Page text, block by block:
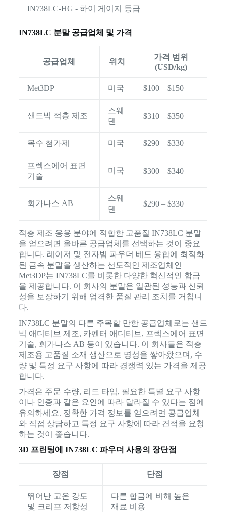
IN738LC-HG - 하이 게이지 등급
IN738LC 분말 공급업체 및 가격
공급업체 위치
가격 범위
(USD/kg)
Met3DP 미국 $100 – $150
샌드빅 적층 제조
스웨
덴
$310 – $350
목수 첨가제 미국 $290 – $330
프렉스에어 표면
기술
미국 $300 – $340
회가나스 AB
스웨
덴
$290 – $330
적층 제조 응용 분야에 적합한 고품질 IN738LC 분말
을 얻으려면 올바른 공급업체를 선택하는 것이 중요
합니다. 레이저 및 전자빔 파우더 베드 융합에 최적화
된 금속 분말을 생산하는 선도적인 제조업체인
Met3DP는 IN738LC를 비롯한 다양한 혁신적인 합금
을 제공합니다. 이 회사의 분말은 일관된 성능과 신뢰
성을 보장하기 위해 엄격한 품질 관리 조치를 거칩니
다.
IN738LC 분말의 다른 주목할 만한 공급업체로는 샌드
빅 애디티브 제조, 카펜터 애디티브, 프렉스에어 표면
기술, 회가나스 AB 등이 있습니다. 이 회사들은 적층
제조용 고품질 소재 생산으로 명성을 쌓아왔으며, 수
량 및 특정 요구 사항에 따라 경쟁력 있는 가격을 제공
합니다.
가격은 주문 수량, 리드 타임, 필요한 특별 요구 사항
이나 인증과 같은 요인에 따라 달라질 수 있다는 점에
유의하세요. 정확한 가격 정보를 얻으려면 공급업체
와 직접 상담하고 특정 요구 사항에 따라 견적을 요청
하는 것이 좋습니다.
3D 프린팅에 IN738LC 파우더 사용의 장단점
장점 단점
뛰어난 고온 강도
및 크리프 저항성
다른 합금에 비해 높은
재료 비용